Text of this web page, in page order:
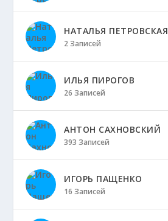
НАТАЛЬЯ ПЕТРОВСКАЯ
2 Записей
ИЛЬЯ ПИРОГОВ
26 Записей
АНТОН САХНОВСКИЙ
393 Записей
ИГОРЬ ПАЩЕНКО
16 Записей